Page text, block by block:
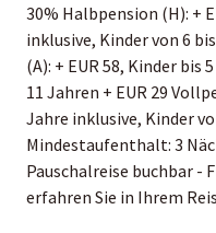
30% Halbpension (H): +
inklusive, Kinder von 6
(A): + EUR 58, Kinder bis
11 Jahren + EUR 29
Jahre inklusive, Kinder
Mindestaufenthalt: 3
Pauschalreise buchbar -
erfahren Sie in Ihrem